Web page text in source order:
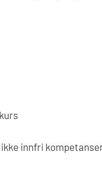
innfri